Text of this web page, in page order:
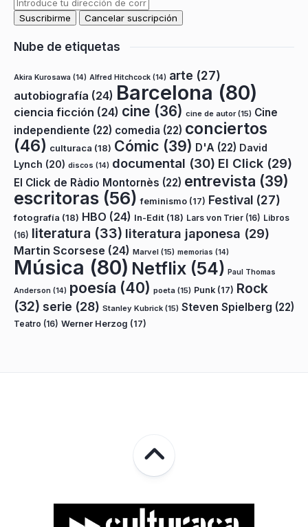
Nube de etiquetas
Akira Kurosawa (14) Alfred Hitchcock (14) arte (27)
autobiografía (24) Barcelona (80)
ciencia ficción (24) cine (36) cine de autor(15) Cine
independiente (22) comedia (22) conciertos
(46) culturaca (18) Cómic (39) D'A (22) David
Lynch (20) discos (14) documental (30) El Click (29)
El Click de Ràdio Montornès (22) entrevista (39)
escritoras (56) feminismo (17) Festival (27)
fotografía (18) HBO (24) In-Edit (18) Lars von Trier (16) Libros
(16) literatura (33) literatura japonesa (29)
Martin Scorsese (24) Marvel (15) memorias (14)
Música (80) Netflix (54) Paul Thomas
Anderson (14) poesía (40) poeta (15) Punk (17) Rock
(32) serie (28) Stanley Kubrick (15) Steven Spielberg (22)
Teatro (16) Werner Herzog (17)